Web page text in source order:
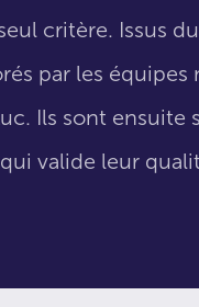
critère. Issus
par les
Ils sont
valide leur